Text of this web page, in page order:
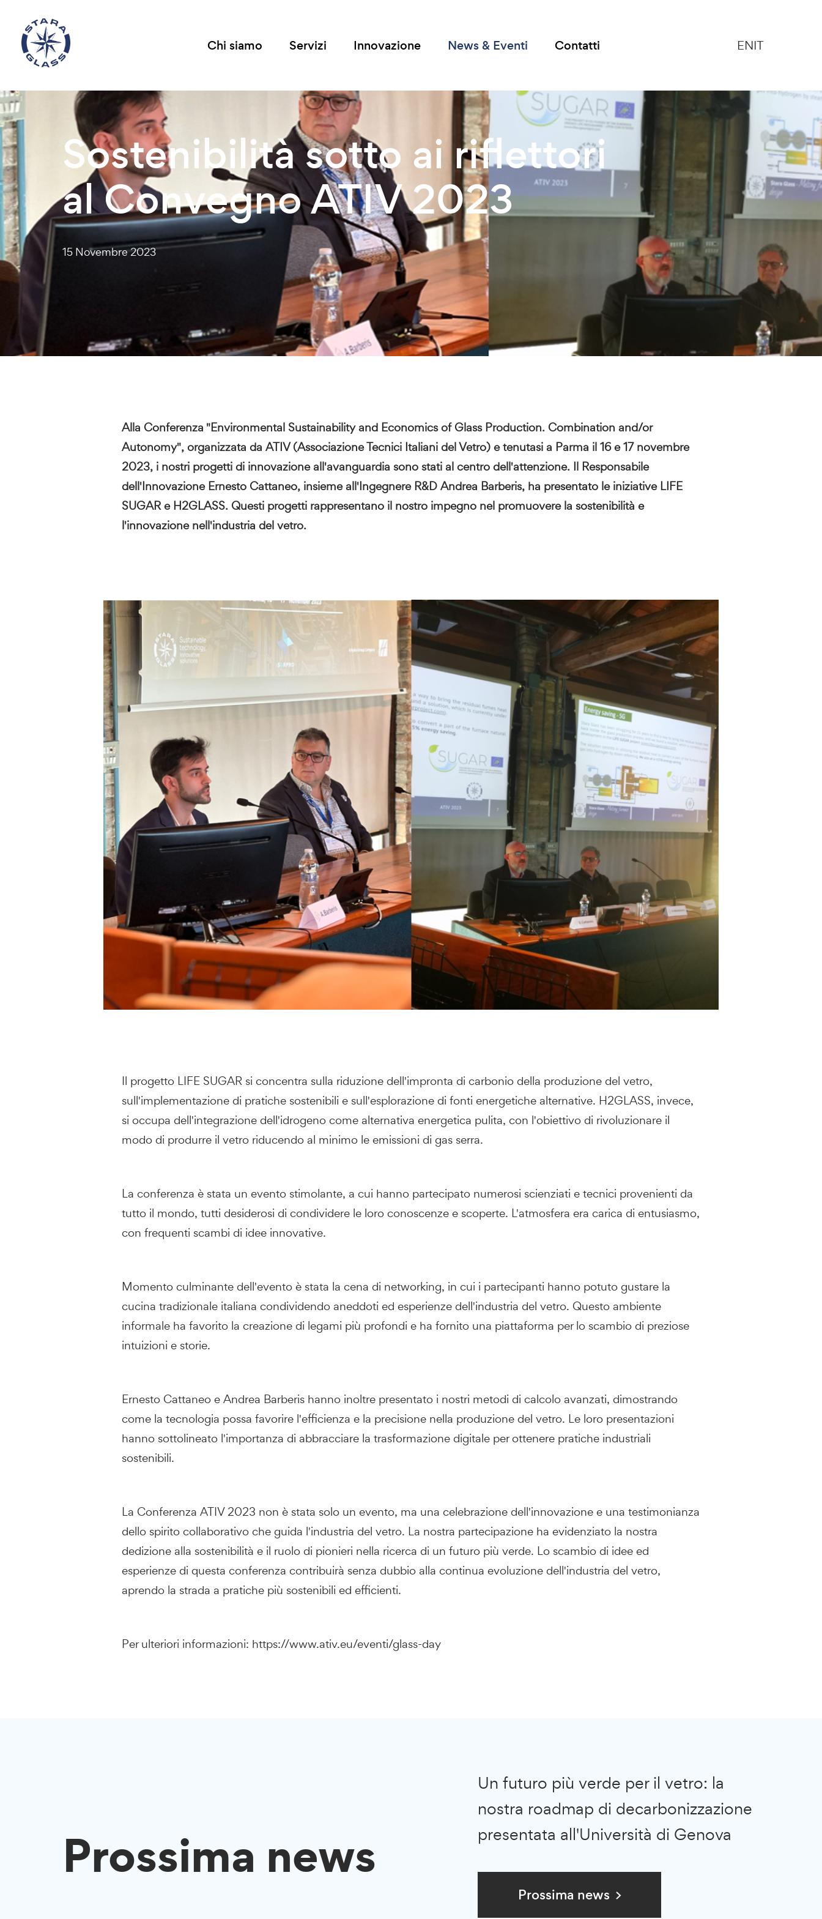
Chi siamo Servizi Innovazione News & Eventi Contatti ENIT
Sostenibilità sotto ai riflettori
al Convegno ATIV 2023
15 Novembre 2023
Alla Conferenza "Environmental Sustainability and Economics of Glass Production. Combination and/or
Autonomy", organizzata da ATIV (Associazione Tecnici Italiani del Vetro) e tenutasi a Parma il 16 e 17 novembre
2023, i nostri progetti di innovazione all'avanguardia sono stati al centro dell'attenzione. Il Responsabile
dell'Innovazione Ernesto Cattaneo, insieme all'Ingegnere R&D Andrea Barberis, ha presentato le iniziative LIFE
SUGAR e H2GLASS. Questi progetti rappresentano il nostro impegno nel promuovere la sostenibilità e
l'innovazione nell'industria del vetro.
Il progetto LIFE SUGAR si concentra sulla riduzione dell'impronta di carbonio della produzione del vetro,
sull'implementazione di pratiche sostenibili e sull'esplorazione di fonti energetiche alternative. H2GLASS, invece,
si occupa dell'integrazione dell'idrogeno come alternativa energetica pulita, con l'obiettivo di rivoluzionare il
modo di produrre il vetro riducendo al minimo le emissioni di gas serra.
La conferenza è stata un evento stimolante, a cui hanno partecipato numerosi scienziati e tecnici provenienti da
tutto il mondo, tutti desiderosi di condividere le loro conoscenze e scoperte. L'atmosfera era carica di entusiasmo,
con frequenti scambi di idee innovative.
Momento culminante dell'evento è stata la cena di networking, in cui i partecipanti hanno potuto gustare la
cucina tradizionale italiana condividendo aneddoti ed esperienze dell'industria del vetro. Questo ambiente
informale ha favorito la creazione di legami più profondi e ha fornito una piattaforma per lo scambio di preziose
intuizioni e storie.
Ernesto Cattaneo e Andrea Barberis hanno inoltre presentato i nostri metodi di calcolo avanzati, dimostrando
come la tecnologia possa favorire l'efficienza e la precisione nella produzione del vetro. Le loro presentazioni
hanno sottolineato l'importanza di abbracciare la trasformazione digitale per ottenere pratiche industriali
sostenibili.
La Conferenza ATIV 2023 non è stata solo un evento, ma una celebrazione dell'innovazione e una testimonianza
dello spirito collaborativo che guida l'industria del vetro. La nostra partecipazione ha evidenziato la nostra
dedizione alla sostenibilità e il ruolo di pionieri nella ricerca di un futuro più verde. Lo scambio di idee ed
esperienze di questa conferenza contribuirà senza dubbio alla continua evoluzione dell'industria del vetro,
aprendo la strada a pratiche più sostenibili ed efficienti.
Per ulteriori informazioni: https://www.ativ.eu/eventi/glass-day
Prossima news
Un futuro più verde per il vetro: la
nostra roadmap di decarbonizzazione
presentata all'Università di Genova
Prossima news